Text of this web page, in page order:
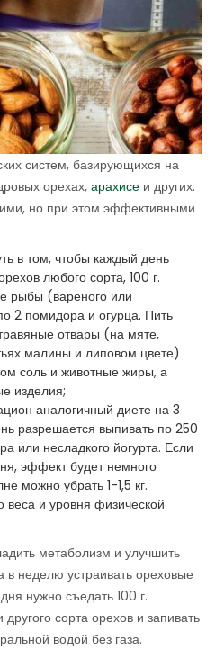
систем, базирующихся на
орехах, арахисе и других.
но при этом эффективными
в том, чтобы каждый день
любого сорта, 100 г.
рыбы (вареного или
2 помидора и огурца. Пить
отвары (на мяте,
малины и липовом цвете)
соль и животные жиры, а
изделия;
аналогичный диете на 3
разрешается выпивать по 250
или несладкого йогурта. Если
эффект будет немного
можно убрать 1-1,5 кг.
веса и уровня физической
метаболизм и улучшить
неделю устраивать ореховые
нужно съедать 100 г.
сорта орехов и запивать
водой без газа.